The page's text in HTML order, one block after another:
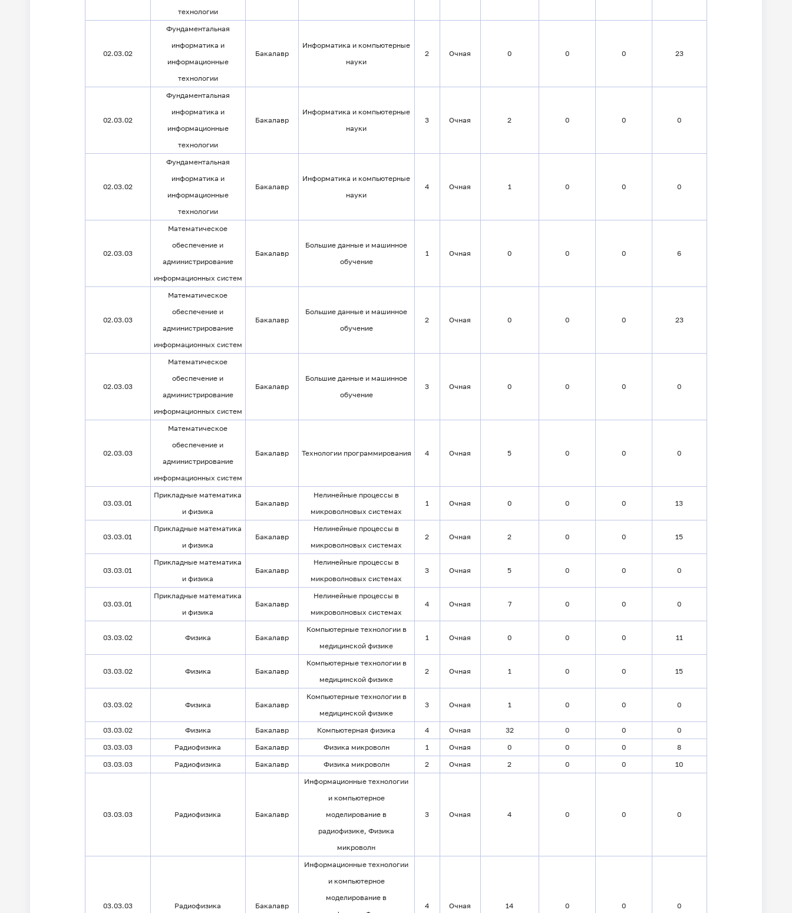
технологии
02.03.02
Фундаментальная
информатика и
информационные
технологии
Бакалавр
Информатика и компьютерные
науки
2 Очная 0 0 0 23
02.03.02
Фундаментальная
информатика и
информационные
технологии
Бакалавр
Информатика и компьютерные
науки
3 Очная 2 0 0 0
02.03.02
Фундаментальная
информатика и
информационные
технологии
Бакалавр
Информатика и компьютерные
науки
4 Очная 1 0 0 0
02.03.03
Математическое
обеспечение и
администрирование
информационных систем
Бакалавр
Большие данные и машинное
обучение
1 Очная 0 0 0 6
02.03.03
Математическое
обеспечение и
администрирование
информационных систем
Бакалавр
Большие данные и машинное
обучение
2 Очная 0 0 0 23
02.03.03
Математическое
обеспечение и
администрирование
информационных систем
Бакалавр
Большие данные и машинное
обучение
3 Очная 0 0 0 0
02.03.03
Математическое
обеспечение и
администрирование
информационных систем
Бакалавр Технологии программирования 4 Очная 5 0 0 0
03.03.01
Прикладные математика
и физика
Бакалавр
Нелинейные процессы в
микроволновых системах
1 Очная 0 0 0 13
03.03.01
Прикладные математика
и физика
Бакалавр
Нелинейные процессы в
микроволновых системах
2 Очная 2 0 0 15
03.03.01
Прикладные математика
и физика
Бакалавр
Нелинейные процессы в
микроволновых системах
3 Очная 5 0 0 0
03.03.01
Прикладные математика
и физика
Бакалавр
Нелинейные процессы в
микроволновых системах
4 Очная 7 0 0 0
03.03.02 Физика Бакалавр
Компьютерные технологии в
медицинской физике
1 Очная 0 0 0 11
03.03.02 Физика Бакалавр
Компьютерные технологии в
медицинской физике
2 Очная 1 0 0 15
03.03.02 Физика Бакалавр
Компьютерные технологии в
медицинской физике
3 Очная 1 0 0 0
03.03.02 Физика Бакалавр Компьютерная физика 4 Очная 32 0 0 0
03.03.03 Радиофизика Бакалавр Физика микроволн 1 Очная 0 0 0 8
03.03.03 Радиофизика Бакалавр Физика микроволн 2 Очная 2 0 0 10
03.03.03 Радиофизика Бакалавр
Информационные технологии
и компьютерное
моделирование в
радиофизике, Физика
микроволн
3 Очная 4 0 0 0
03.03.03 Радиофизика Бакалавр
Информационные технологии
и компьютерное
моделирование в
4 Очная 14 0 0 0